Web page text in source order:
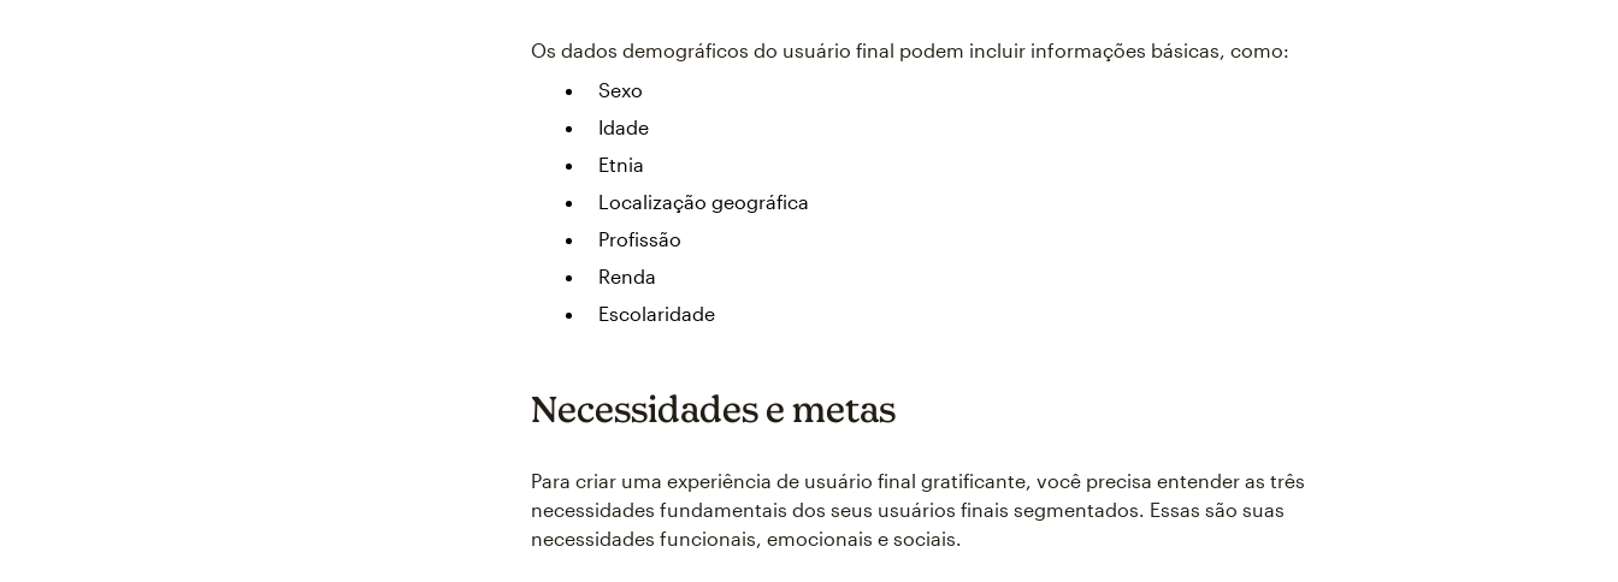
Os dados demográficos do usuário final podem incluir informações básicas, como:
Sexo
Idade
Etnia
Localização geográfica
Profissão
Renda
Escolaridade
Necessidades e metas
Para criar uma experiência de usuário final gratificante, você precisa entender as três
necessidades fundamentais dos seus usuários finais segmentados. Essas são suas
necessidades funcionais, emocionais e sociais.